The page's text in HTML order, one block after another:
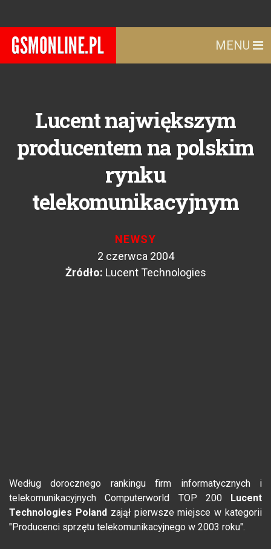
MENU
Lucent największym
producentem na polskim
rynku
telekomunikacyjnym
NEWSY
2 czerwca 2004
Żródło: Lucent Technologies
Według dorocznego rankingu firm informatycznych i
telekomunikacyjnych Computerworld TOP 200
Lucent
Technologies Poland zajął pierwsze miejsce w kategorii
"Producenci sprzętu telekomunikacyjnego w 2003 roku".